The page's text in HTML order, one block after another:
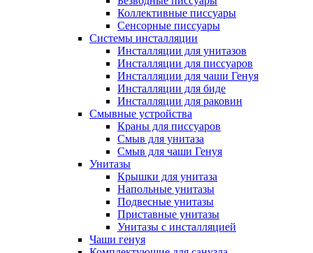
Коллективные писсуары
Сенсорные писсуары
Системы инсталляции
Инсталляции для унитазов
Инсталляции для писсуаров
Инсталляции для чаши Генуя
Инсталляции для биде
Инсталляции для раковин
Смывные устройства
Краны для писсуаров
Смыв для унитаза
Смыв для чаши Генуя
Унитазы
Крышки для унитаза
Напольные унитазы
Подвесные унитазы
Приставные унитазы
Унитазы с инсталляцией
Чаши генуя